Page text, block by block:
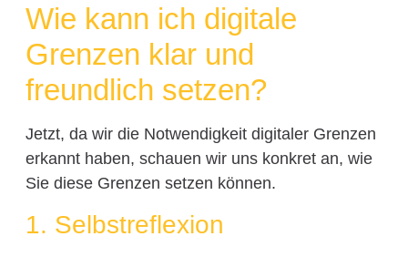
Wie kann ich digitale
Grenzen klar und
freundlich setzen?
Jetzt, da wir die Notwendigkeit digitaler Grenzen
erkannt haben, schauen wir uns konkret an, wie
Sie diese Grenzen setzen können.
1. Selbstreflexion